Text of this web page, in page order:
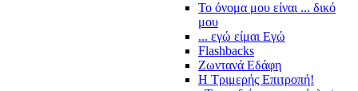
Το όνομα μου είναι ... δικό
μου
... εγώ είμαι Εγώ
Flashbacks
Ζωντανά Εδάφη
Η Τριμερής Επιτροπή!